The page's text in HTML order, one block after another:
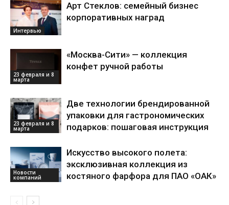
Интервью
Арт Стеклов: семейный бизнес
корпоративных наград
23 февраля и 8
марта
«Москва-Сити» — коллекция
конфет ручной работы
23 февраля и 8
марта
Две технологии брендированной
упаковки для гастрономических
подарков: пошаговая инструкция
Новости
компаний
Искусство высокого полета:
эксклюзивная коллекция из
костяного фарфора для ПАО «ОАК»